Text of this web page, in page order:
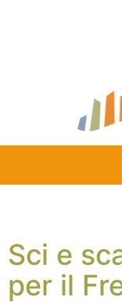
Sci e
per il